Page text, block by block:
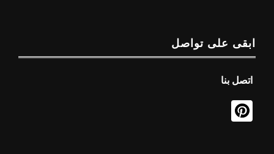
ابقى على تواصل
اتصل بنا